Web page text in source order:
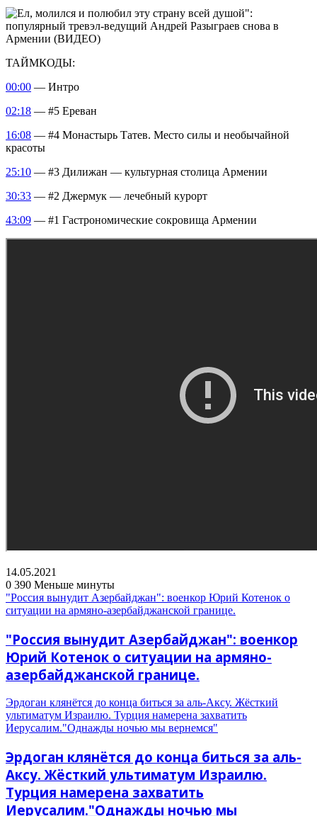
ТАЙМКОДЫ:
00:00 — Интро
02:18 — #5 Ереван
16:08 — #4 Монастырь Татев. Место силы и необычайной
красоты
25:10 — #3 Дилижан — культурная столица Армении
30:33 — #2 Джермук — лечебный курорт
43:09 — #1 Гастрономические сокровища Армении
14.05.2021
0 390 Меньше минуты
"Россия вынудит Азербайджан": военкор Юрий Котенок о
ситуации на армяно-азербайджанской границе.
"Россия вынудит Азербайджан": военкор
Юрий Котенок о ситуации на армяно-
азербайджанской границе.
Эрдоган клянётся до конца биться за аль-Аксу. Жёсткий
ультиматум Израилю. Турция намерена захватить
Иерусалим."Однажды ночью мы вернемся"
Эрдоган клянётся до конца биться за аль-
Аксу. Жёсткий ультиматум Израилю.
Турция намерена захватить
Иерусалим."Однажды ночью мы